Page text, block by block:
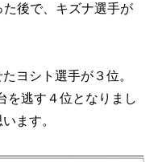
後で、キズナ選手が
ヨシト選手が３位。
を逃す４位となりまし
ます。